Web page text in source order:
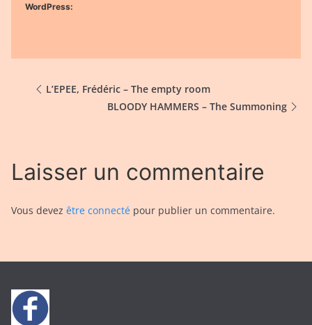
WordPress:
L’EPEE, Frédéric – The empty room
BLOODY HAMMERS – The Summoning
Laisser un commentaire
Vous devez être connecté pour publier un commentaire.